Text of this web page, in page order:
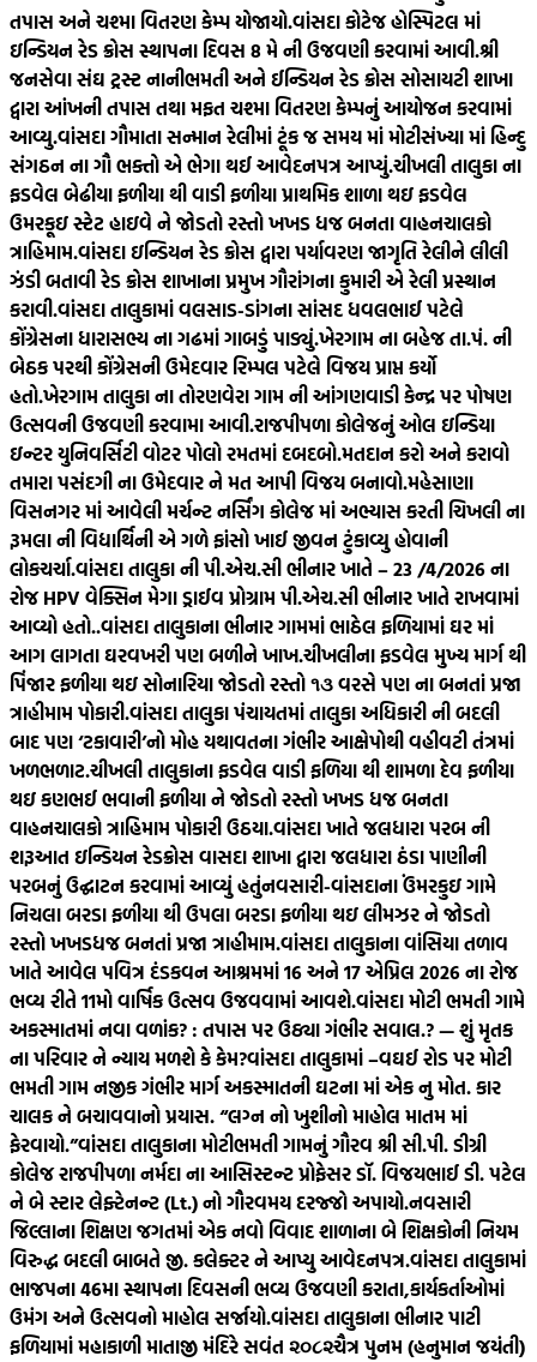
તપાસ અને ચશ્મા વિતરણ કેમ્પ યોજાયો.વાંસદા કોટેજ હોસ્પિટલ માં
ઇન્ડિયન રેડ ક્રોસ સ્થાપના દિવસ 8 મે ની ઉજવણી કરવામાં આવી.શ્રી
જનસેવા સંઘ ટ્રસ્ટ નાનીભમતી અને ઈન્ડિયન રેડ ક્રોસ સોસાયટી શાખા
દ્વારા આંખની તપાસ તથા મફત ચશ્મા વિતરણ કેમ્પનું આયોજન કરવામાં
આવ્યુ.વાંસદા ગૌમાતા સન્માન રેલીમાં ટૂંક જ સમય માં મોટીસંખ્યા માં હિન્દુ
સંગઠન ના ગૌ ભક્તો એ ભેગા થઈ આવેદનપત્ર આપ્યું.ચીખલી તાલુકા ના
ફડવેલ બેઢીયા ફળીયા થી વાડી ફળીયા પ્રાથમિક શાળા થઇ ફડવેલ
ઉમરકૂઇ સ્ટેટ હાઇવે ને જોડતો રસ્તો ખખડ ધજ બનતા વાહનચાલકો
ત્રાહિમામ.વાંસદા ઇન્ડિયન રેડ ક્રોસ દ્વારા પર્યાવરણ જાગૃતિ રેલીને લીલી
ઝંડી બતાવી રેડ ક્રોસ શાખાના પ્રમુખ ગૌરાંગના કુમારી એ રેલી પ્રસ્થાન
કરાવી.વાંસદા તાલુકામાં વલસાડ-ડાંગના સાંસદ ધવલભાઈ પટેલે
કોંગ્રેસના ધારાસભ્ય ના ગઢમાં ગાબડું પાડ્યું.ખેરગામ ના બહેજ તા.પં. ની
બેઠક પરથી કોંગ્રેસની ઉમેદવાર રિમ્પલ પટેલે વિજય પ્રાપ્ત કર્યો
હતો.ખેરગામ તાલુકા ના તોરણવેરા ગામ ની આંગણવાડી કેન્દ્ર પર પોષણ
ઉત્સવની ઉજવણી કરવામા આવી.રાજપીપળા કોલેજનું ઓલ ઇન્ડિયા
ઇન્ટર યુનિવર્સિટી વોટર પોલો રમતમાં દબદબો.મતદાન કરો અને કરાવો
તમારા પસંદગી ના ઉમેદવાર ને મત આપી વિજય બનાવો.મહેસાણા
વિસનગર માં આવેલી મર્ચન્ટ નર્સિંગ કોલેજ માં અભ્યાસ કરતી ચિખલી ના
રૂમલા ની વિદ્યાર્થિની એ ગળે ફાંસો ખાઈ જીવન ટુંકાવ્યુ હોવાની
લોકચર્ચા.વાંસદા તાલુકા ની પી.એચ.સી ભીનાર ખાતે – 23 /4/2026 ના
રોજ HPV વેક્સિન મેગા ડ્રાઈવ પ્રોગ્રામ પી.એચ.સી ભીનાર ખાતે રાખવામાં
આવ્યો હતો..વાંસદા તાલુકાના ભીનાર ગામમાં ભાઠેલ ફળિયામાં ઘર માં
આગ લાગતા ઘરવખરી પણ બળીને ખાખ.ચીખલીના ફડવેલ મુખ્ય માર્ગ થી
પિંજાર ફળીયા થઇ સોનારિયા જોડતો રસ્તો ૧૩ વરસે પણ ના બનતાં પ્રજા
ત્રાહીમામ પોકારી.વાંસદા તાલુકા પંચાયતમાં તાલુકા અધિકારી ની બદલી
બાદ પણ ‘ટકાવારી’નો મોહ યથાવતના ગંભીર આક્ષેપોથી વહીવટી તંત્રમાં
ખળભળાટ.ચીખલી તાલુકાના ફડવેલ વાડી ફળિયા થી શામળા દેવ ફળીયા
થઇ કણભઈ ભવાની ફળીયા ને જોડતો રસ્તો ખખડ ધજ બનતા
વાહનચાલકો ત્રાહિમામ પોકારી ઉઠયા.વાંસદા ખાતે જલધારા પરબ ની
શરૂઆત ઇન્ડિયન રેડક્રોસ વાસદા શાખા દ્વારા જલધારા ઠંડા પાણીની
પરબનું ઉદ્ઘાટન કરવામાં આવ્યું હતુંનવસારી-વાંસદાના ઉંમરકુઇ ગામે
નિચલા બરડા ફળીયા થી ઉપલા બરડા ફળીયા થઇ લીમઝર ને જોડતો
રસ્તો ખખડધજ બનતાં પ્રજા ત્રાહીમામ.વાંસદા તાલુકાના વાંસિયા તળાવ
ખાતે આવેલ પવિત્ર દંડકવન આશ્રમમાં 16 અને 17 એપ્રિલ 2026 ના રોજ
ભવ્ય રીતે 11મો વાર્ષિક ઉત્સવ ઉજવવામાં આવશે.વાંસદા મોટી ભમતી ગામે
અકસ્માતમાં નવા વળાંક? : તપાસ પર ઉઠ્યા ગંભીર સવાલ.? — શું મૃતક
ના પરિવાર ને ન્યાય મળશે કે કેમ?વાંસદા તાલુકામાં –વઘઈ રોડ પર મોટી
ભમતી ગામ નજીક ગંભીર માર્ગ અકસ્માતની ઘટના માં એક નુ મોત. કાર
ચાલક ને બચાવવાનો પ્રયાસ. “લગ્ન નો ખુશીનો માહોલ માતમ માં
ફેરવાયો.”વાંસદા તાલુકાના મોટીભમતી ગામનું ગૌરવ શ્રી સી.પી. ડીગ્રી
કોલેજ રાજપીપળા નર્મદા ના આસિસ્ટન્ટ પ્રોફેસર ડૉ. વિજયભાઈ ડી. પટેલ
ને બે સ્ટાર લેફ્ટેનન્ટ (Lt.) નો ગૌરવમય દરજ્જો અપાયો.નવસારી
જિલ્લાના શિક્ષણ જગતમાં એક નવો વિવાદ શાળાના બે શિક્ષકોની નિયમ
વિરુદ્ધ બદલી બાબતે જી. કલેક્ટર ને આપ્યુ આવેદનપત્ર.વાંસદા તાલુકામાં
ભાજપના 46મા સ્થાપના દિવસની ભવ્ય ઉજવણી કરાતા,કાર્યકર્તાઓમાં
ઉમંગ અને ઉત્સવનો માહોલ સર્જાયો.વાંસદા તાલુકાના ભીનાર પાટી
ફળિયામાં મહાકાળી માતાજી મંદિરે સવંત ‌‌૨૦૮૨ચૈત્ર‌ પુનમ (હનુમાન જયંતી)